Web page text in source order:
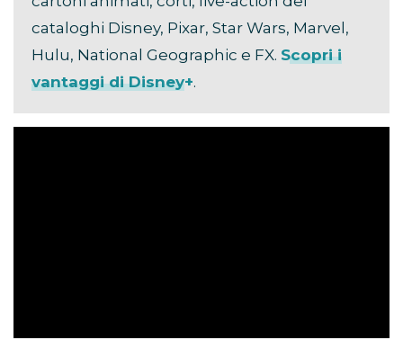
cataloghi Disney, Pixar, Star Wars, Marvel,
Hulu, National Geographic e FX. Scopri i
vantaggi di Disney+.